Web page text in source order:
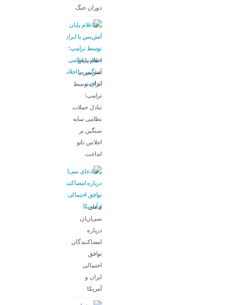
دوران جنگ
اعلام پایان
آتش‌بس با
ایران توسط
ترامپ؛
تبادل حملات
نظامی سایه
سنگین بر
اجلاس ناتو
انداخت
ادعای
سی‌ان‌ان
درباره
امضاکنندگان
توافق
احتمالی
ایران و
آمریکا